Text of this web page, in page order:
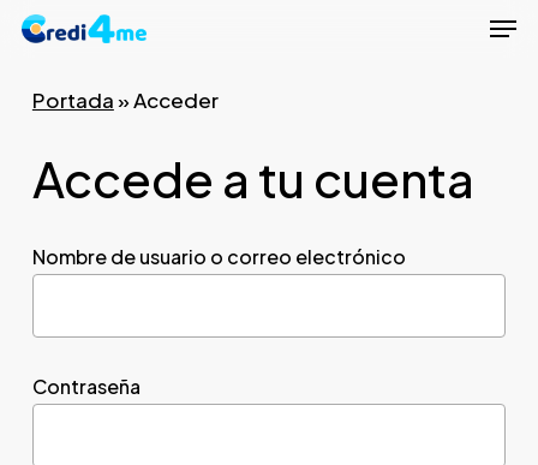
Skip
mainPortada»Acceder
Accede a tu cuenta
Nombre de usuario o correo electrónico
Contraseña